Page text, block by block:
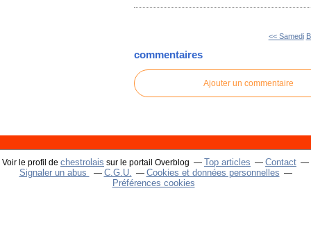
<< Samedi
commentaires
Ajouter un commentaire
Voir le profil de chestrolais sur le portail Overblog Top articles
Contact
Signaler un abus
C.G.U.
Cookies et données personnelles
Préférences cookies